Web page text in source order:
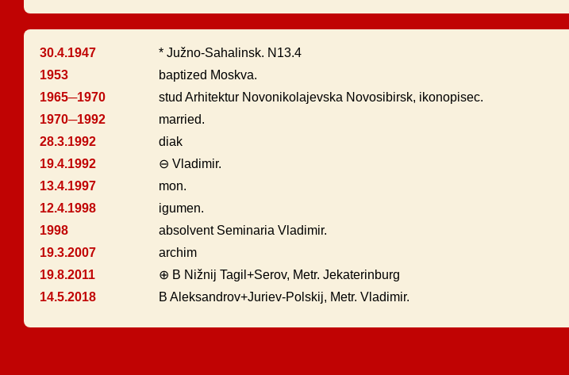
30.4.1947
* Južno-Sahalinsk. N13.4
1953
baptized Moskva.
1965─1970
stud Arhitektur Novonikolajevska Novosibirsk, ikonopisec.
1970─1992
married.
28.3.1992
diak
19.4.1992
⊖ Vladimir.
13.4.1997
mon.
12.4.1998
igumen.
1998
absolvent Seminaria Vladimir.
19.3.2007
archim
19.8.2011
⊕ B Nižnij Tagil+Serov, Metr. Jekaterinburg
14.5.2018
B Aleksandrov+Juriev-Polskij, Metr. Vladimir.